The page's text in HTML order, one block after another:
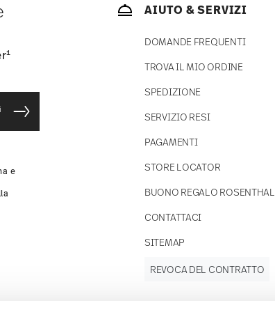
standard) in Italia.
il vostro pacco verrà spedito.
1
i
e
AIUTO & SERVIZI
DOMANDE FREQUENTI
TROVA IL MIO ORDINE
SPEDIZIONE
SERVIZIO RESI
PAGAMENTI
STORE LOCATOR
BUONO REGALO ROSENTHAL
CONTATTACI
SITEMAP
REVOCA DEL CONTRATTO